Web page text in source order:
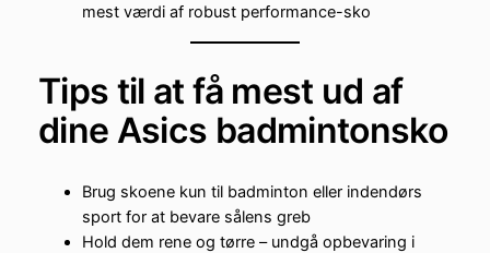
mest værdi af robust performance-sko
Tips til at få mest ud af
dine Asics badmintonsko
Brug skoene kun til badminton eller indendørs
sport for at bevare sålens greb
Hold dem rene og tørre – undgå opbevaring i